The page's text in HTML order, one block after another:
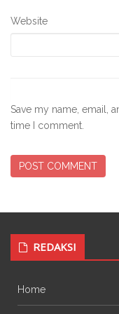
Website
Save my name, email,
time I comment.
REDAKSI
Home